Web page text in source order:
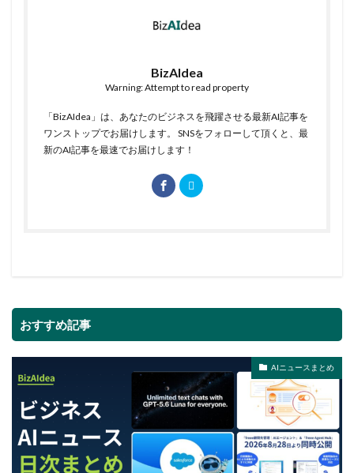
BizAIdea
Warning: Attempt to read property
「BizAIdea」は、あなたのビジネスを飛躍させる最新AI記事を
ワンストップでお届けします。 SNSをフォローして頂くと、最
新のAI記事を最速でお届けします！
おすすめ記事
AIニュースまとめ